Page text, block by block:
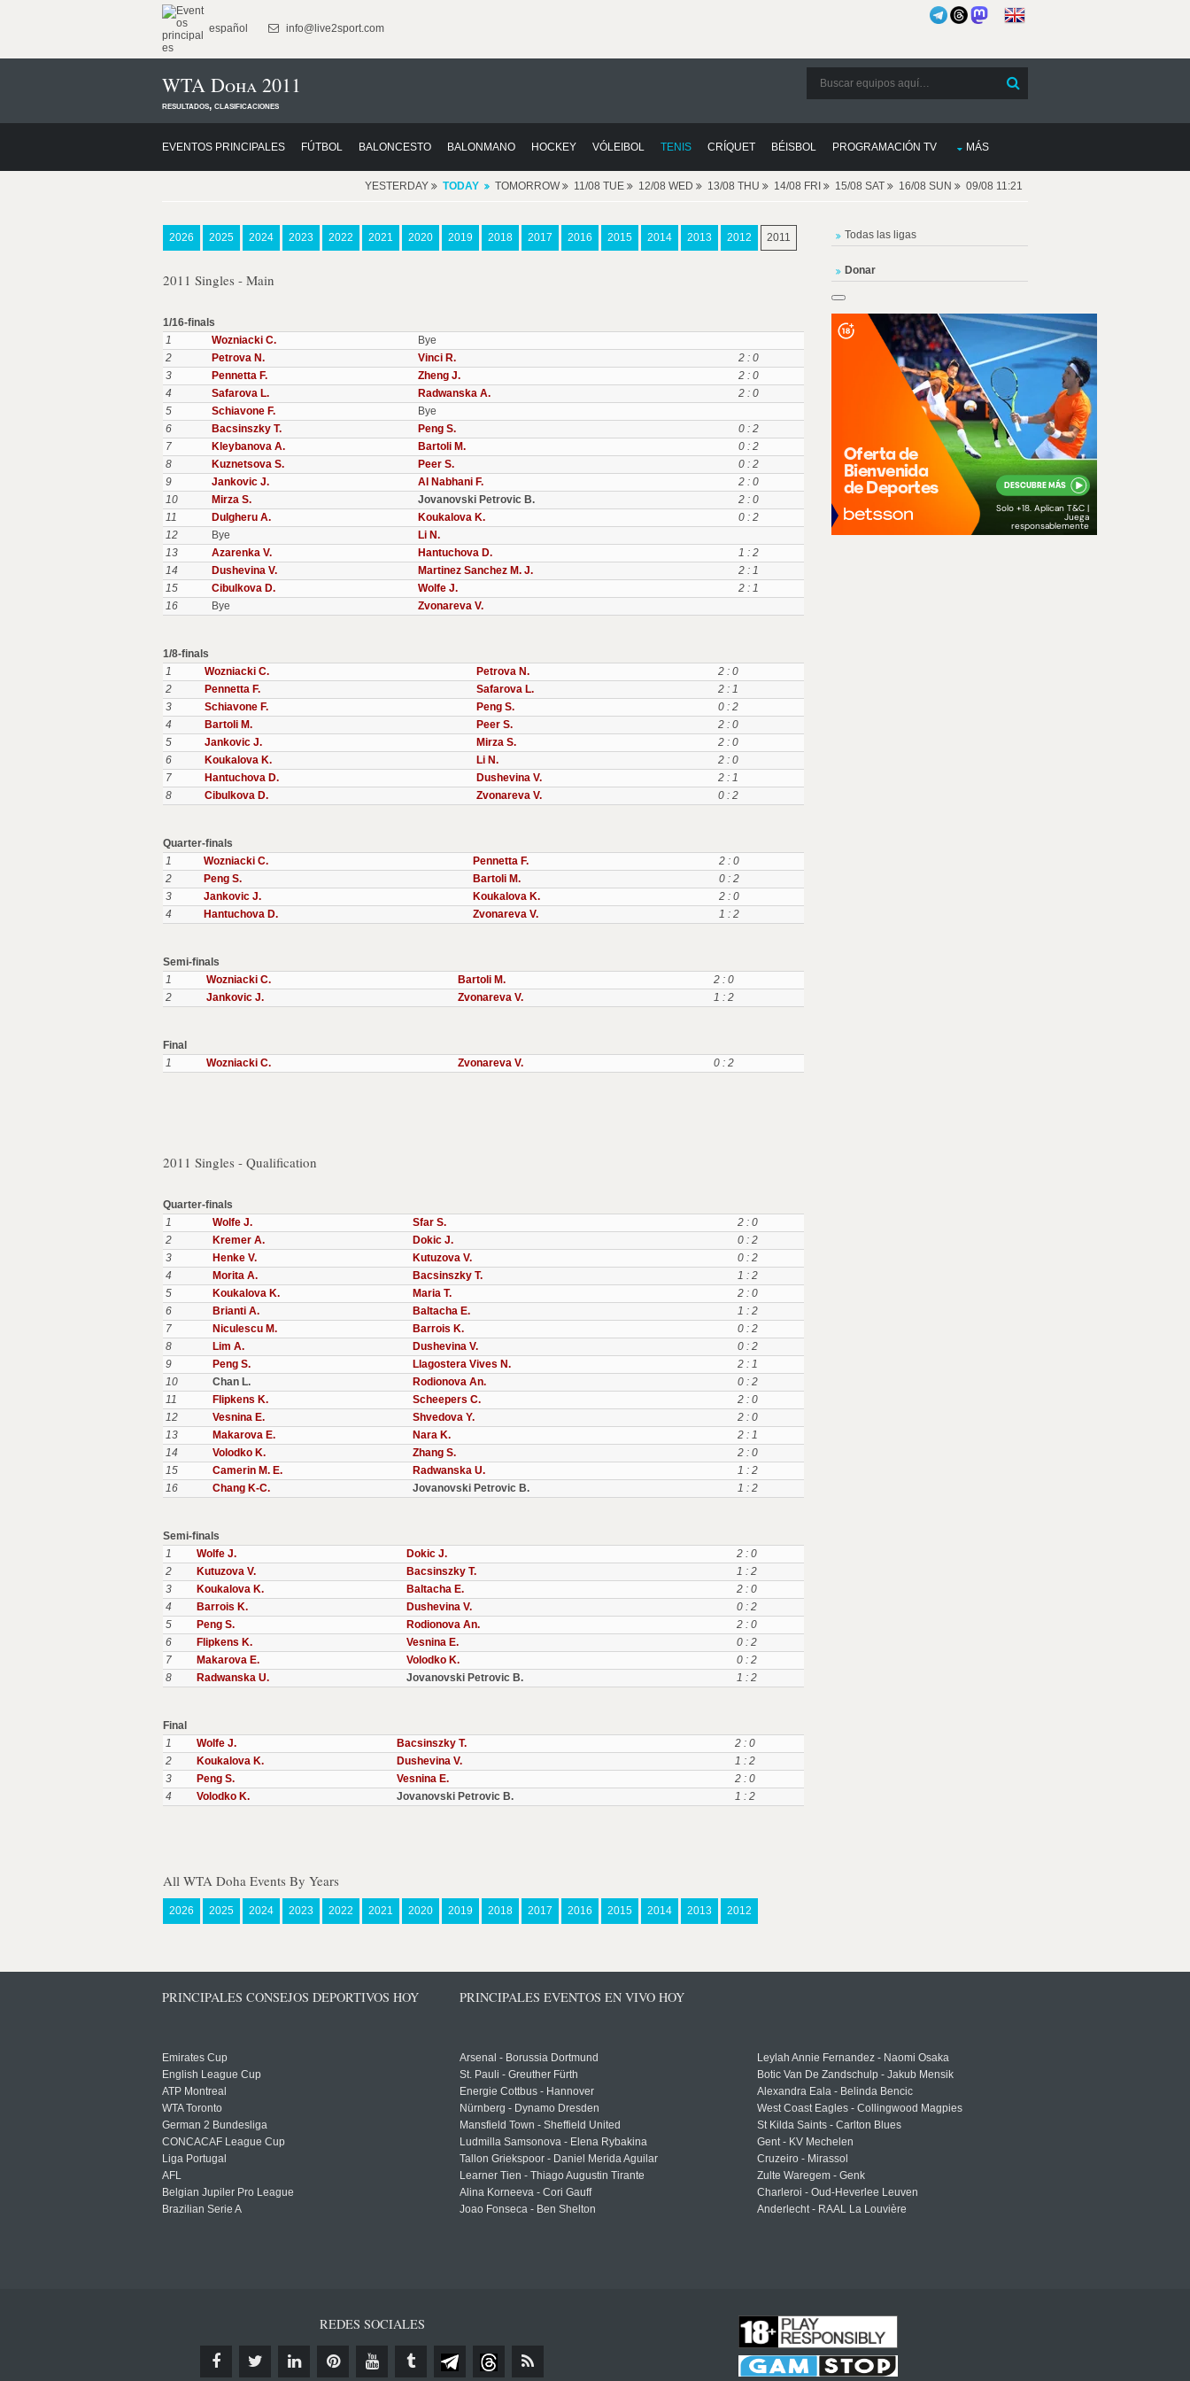
español info@live2sport.com
WTA Doha 2011
resultados, clasificaciones
EVENTOS PRINCIPALES FÚTBOL BALONCESTO BALONMANO HOCKEY VÓLEIBOL TENIS CRÍQUET BÉISBOL PROGRAMACIÓN TV MÁS
YESTERDAY TODAY TOMORROW 11/08 TUE 12/08 WED 13/08 THU 14/08 FRI 15/08 SAT 16/08 SUN 09/08 11:21
2026 2025 2024 2023 2022 2021 2020 2019 2018 2017 2016 2015 2014 2013 2012 2011
2011 Singles - Main
1/16-finals
1
Wozniacki C.
Bye
2
Petrova N. Vinci R.
2 : 0
3
Pennetta F. Zheng J.
2 : 0
4
Safarova L. Radwanska A.
2 : 0
5
Schiavone F.
Bye
6
Bacsinszky T. Peng S.
0 : 2
7
Kleybanova A. Bartoli M.
0 : 2
8
Kuznetsova S. Peer S.
0 : 2
9
Jankovic J. Al Nabhani F.
2 : 0
10
Mirza S. Jovanovski Petrovic B.
2 : 0
11
Dulgheru A. Koukalova K.
0 : 2
12
Bye
Li N.
13
Azarenka V. Hantuchova D.
1 : 2
14
Dushevina V. Martinez Sanchez M. J.
2 : 1
15
Cibulkova D. Wolfe J.
2 : 1
16
Bye Zvonareva V.
1/8-finals
1
Wozniacki C. Petrova N.
2 : 0
2
Pennetta F. Safarova L.
2 : 1
3
Schiavone F. Peng S.
0 : 2
4
Bartoli M. Peer S.
2 : 0
5
Jankovic J. Mirza S.
2 : 0
6
Koukalova K. Li N.
2 : 0
7
Hantuchova D. Dushevina V.
2 : 1
8
Cibulkova D. Zvonareva V. 0 : 2
Quarter-finals
1
Wozniacki C. Pennetta F.
2 : 0
2
Peng S. Bartoli M.
0 : 2
3
Jankovic J. Koukalova K.
2 : 0
4
Hantuchova D. Zvonareva V. 1 : 2
Semi-finals
1
Wozniacki C. Bartoli M.
2 : 0
2
Jankovic J. Zvonareva V. 1 : 2
Final
1
Wozniacki C. Zvonareva V. 0 : 2
2011 Singles - Qualification
Quarter-finals
1
Wolfe J. Sfar S.
2 : 0
2
Kremer A. Dokic J.
0 : 2
3
Henke V. Kutuzova V.
0 : 2
4
Morita A. Bacsinszky T.
1 : 2
5
Koukalova K. Maria T.
2 : 0
6
Brianti A. Baltacha E.
1 : 2
7
Niculescu M. Barrois K.
0 : 2
8
Lim A. Dushevina V.
0 : 2
9
Peng S. Llagostera Vives N.
2 : 1
10
Chan L. Rodionova An.
0 : 2
11
Flipkens K. Scheepers C.
2 : 0
12
Vesnina E. Shvedova Y.
2 : 0
13
Makarova E. Nara K.
2 : 1
14
Volodko K. Zhang S.
2 : 0
15
Camerin M. E. Radwanska U.
1 : 2
16
Chang K-C. Jovanovski Petrovic B. 1 : 2
Semi-finals
1
Wolfe J. Dokic J.
2 : 0
2
Kutuzova V. Bacsinszky T.
1 : 2
3
Koukalova K. Baltacha E.
2 : 0
4
Barrois K. Dushevina V.
0 : 2
5
Peng S. Rodionova An.
2 : 0
6
Flipkens K. Vesnina E.
0 : 2
7
Makarova E. Volodko K.
0 : 2
8
Radwanska U. Jovanovski Petrovic B. 1 : 2
Final
1
Wolfe J. Bacsinszky T.
2 : 0
2
Koukalova K. Dushevina V.
1 : 2
3
Peng S. Vesnina E.
2 : 0
4
Volodko K. Jovanovski Petrovic B. 1 : 2
All WTA Doha Events By Years
2026 2025 2024 2023 2022 2021 2020 2019 2018 2017 2016 2015 2014 2013 2012
Todas las ligas
Donar
PRINCIPALES CONSEJOS DEPORTIVOS HOY
Emirates Cup
English League Cup
ATP Montreal
WTA Toronto
German 2 Bundesliga
CONCACAF League Cup
Liga Portugal
AFL
Belgian Jupiler Pro League
Brazilian Serie A
PRINCIPALES EVENTOS EN VIVO HOY
Arsenal - Borussia Dortmund
St. Pauli - Greuther Fürth
Energie Cottbus - Hannover
Nürnberg - Dynamo Dresden
Mansfield Town - Sheffield United
Ludmilla Samsonova - Elena Rybakina
Tallon Griekspoor - Daniel Merida Aguilar
Learner Tien - Thiago Augustin Tirante
Alina Korneeva - Cori Gauff
Joao Fonseca - Ben Shelton
Leylah Annie Fernandez - Naomi Osaka
Botic Van De Zandschulp - Jakub Mensik
Alexandra Eala - Belinda Bencic
West Coast Eagles - Collingwood Magpies
St Kilda Saints - Carlton Blues
Gent - KV Mechelen
Cruzeiro - Mirassol
Zulte Waregem - Genk
Charleroi - Oud-Heverlee Leuven
Anderlecht - RAAL La Louvière
REDES SOCIALES